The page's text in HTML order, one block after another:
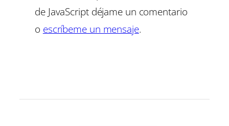
de JavaScript déjame un comentario
o escríbeme un mensaje.